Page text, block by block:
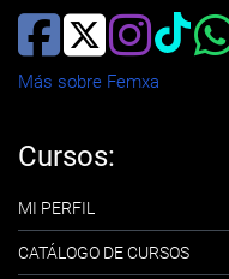
Más sobre Femxa
Cursos:
MI PERFIL
CATÁLOGO DE CURSOS